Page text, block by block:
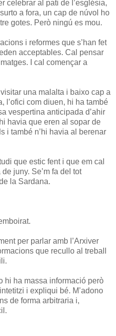
celebrar al pati de l’església,
a fora, un cap de núvol ho
gotes. Però ningú es mou.
i reformes que s’han fet
acceptables. Cal pensar
I cal començar a
una malalta i baixo cap a
l’ofici com diuen, hi ha també
vespertina anticipada d’ahir
havia que eren al sopar de
i també n’hi havia al berenar
que estic fent i que em cal
juny. Se’m fa del tot
la Sardana.
per parlar amb l’Arxiver
que recullo al treball
hi ha massa informació però
i expliqui bé. M’adono
de forma arbitraria i,